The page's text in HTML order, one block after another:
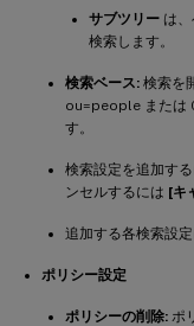
サブツリー は
検索します。
検索ベース: 検索を
ou=people または
す。
検索設定を追加す
ンセルするには [キ
追加する各検索設
ポリシー設定
ポリシーの削除: ポ